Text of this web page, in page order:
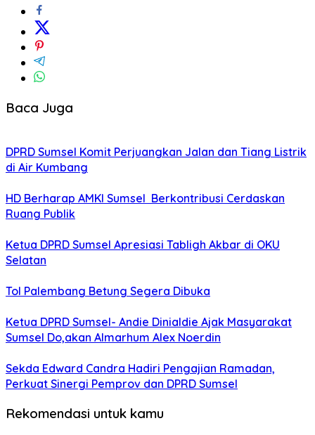
Baca Juga
DPRD Sumsel Komit Perjuangkan Jalan dan Tiang Listrik
di Air Kumbang
HD Berharap AMKI Sumsel Berkontribusi Cerdaskan
Ruang Publik
Ketua DPRD Sumsel Apresiasi Tabligh Akbar di OKU
Selatan
Tol Palembang Betung Segera Dibuka
Ketua DPRD Sumsel- Andie Dinialdie Ajak Masyarakat
Sumsel Do,akan Almarhum Alex Noerdin
Sekda Edward Candra Hadiri Pengajian Ramadan,
Perkuat Sinergi Pemprov dan DPRD Sumsel
Rekomendasi untuk kamu